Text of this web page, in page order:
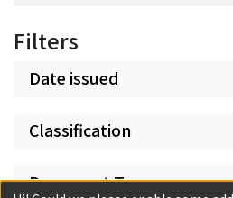
Filters
Date issued
Classification
Document Type